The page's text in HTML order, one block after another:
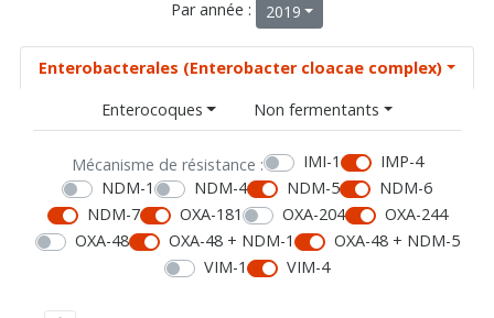
Par année : 2019
Enterobacterales (Enterobacter cloacae complex)
Enterocoques
Non fermentants
Mécanisme de résistance : IMI-1
IMP-4
NDM-1
NDM-4 NDM-5
NDM-6
NDM-7
OXA-181 OXA-204
OXA-244
OXA-48
OXA-48 + NDM-1
OXA-48 + NDM-5
VIM-1
VIM-4